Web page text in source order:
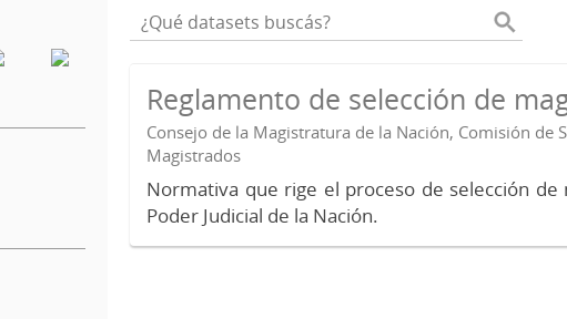
Reglamento de selección de
Consejo de la Magistratura de la Nación, Comisión de
Magistrados
Normativa que rige el proceso de selección de
Poder Judicial de la Nación.